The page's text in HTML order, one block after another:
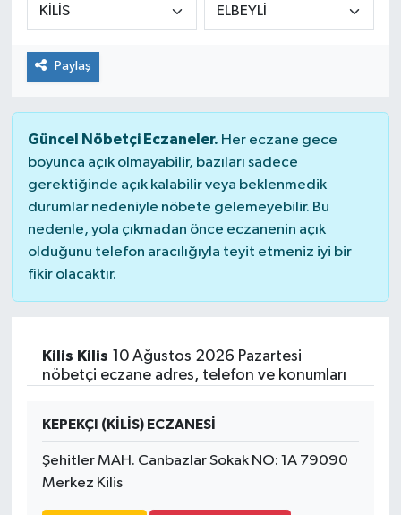
Paylaş
Güncel Nöbetçi Eczaneler. Her eczane gece
boyunca açık olmayabilir, bazıları sadece
gerektiğinde açık kalabilir veya beklenmedik
durumlar nedeniyle nöbete gelemeyebilir. Bu
nedenle, yola çıkmadan önce eczanenin açık
olduğunu telefon aracılığıyla teyit etmeniz iyi bir
fikir olacaktır.
Kilis Kilis 10 Ağustos 2026 Pazartesi
nöbetçi eczane adres, telefon ve konumları
KEPEKÇI (KİLİS) ECZANESİ
Şehitler MAH. Canbazlar Sokak NO: 1A 79090
Merkez Kilis
KİĞI
MERKEZ
SAĞLIK
SİYASET
SOLHAN
SPOR
YAYLADERE